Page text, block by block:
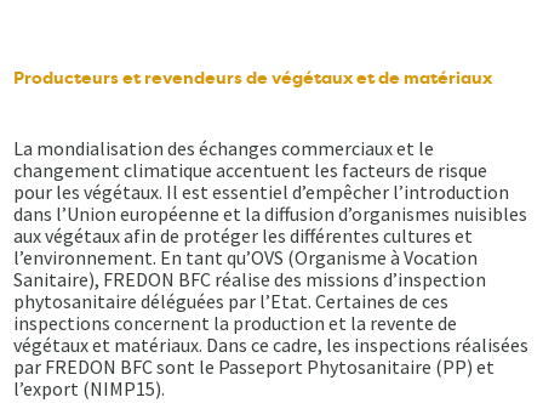
Producteurs et revendeurs de végétaux et de matériaux
La mondialisation des échanges commerciaux et le
changement climatique accentuent les facteurs de risque
pour les végétaux. Il est essentiel d’empêcher l’introduction
dans l’Union européenne et la diffusion d’organismes nuisibles
aux végétaux afin de protéger les différentes cultures et
l’environnement. En tant qu’OVS (Organisme à Vocation
Sanitaire), FREDON BFC réalise des missions d’inspection
phytosanitaire déléguées par l’Etat. Certaines de ces
inspections concernent la production et la revente de
végétaux et matériaux. Dans ce cadre, les inspections réalisées
par FREDON BFC sont le Passeport Phytosanitaire (PP) et
l’export (NIMP15).